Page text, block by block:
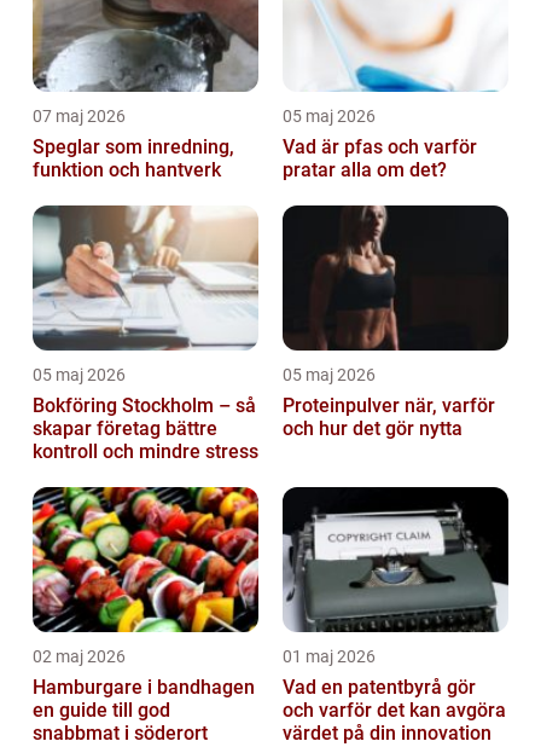
07 maj 2026
Speglar som inredning,
funktion och hantverk
05 maj 2026
Vad är pfas och varför
pratar alla om det?
05 maj 2026
Bokföring Stockholm – så
skapar företag bättre
kontroll och mindre stress
05 maj 2026
Proteinpulver när, varför
och hur det gör nytta
02 maj 2026
Hamburgare i bandhagen
en guide till god
snabbmat i söderort
01 maj 2026
Vad en patentbyrå gör
och varför det kan avgöra
värdet på din innovation